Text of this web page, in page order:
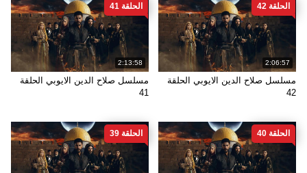
2:06:57
الحلقة 42
مسلسل صلاح الدين الايوبي الحلقة
42
2:13:58
الحلقة 41
مسلسل صلاح الدين الايوبي الحلقة
41
الحلقة 40 الحلقة 39